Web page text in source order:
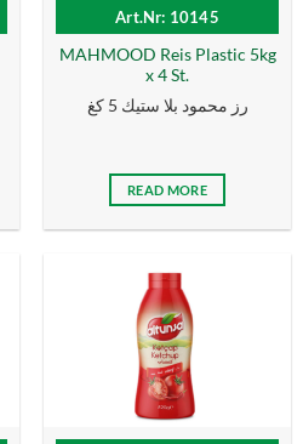
Art.Nr: 10145
MAHMOOD Reis Plastic 5kg
x 4 St.
رز محمود بلا ستيك 5 كغ
READ MORE